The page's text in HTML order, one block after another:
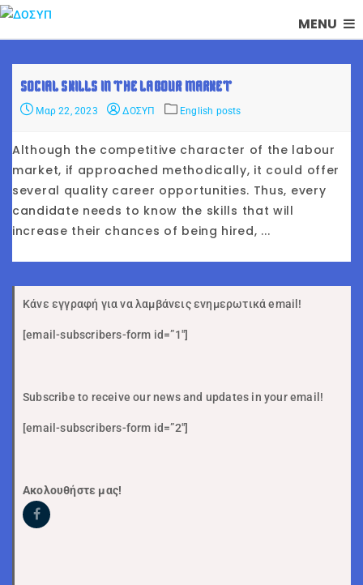
MENU
SOCIAL SKILLS IN THE LABOUR MARKET
Μαρ 22, 2023 ΔΟΣΥΠ English posts
Although the competitive character of the labour
market, if approached methodically, it could offer
several quality career opportunities. Thus, every
candidate needs to know the skills that will
increase their chances of being hired, ...
Κάνε εγγραφή για να λαμβάνεις ενημερωτικά email!
[email-subscribers-form id=”1″]
Subscribe to receive our news and updates in your email!
[email-subscribers-form id=”2″]
Ακολουθήστε μας!